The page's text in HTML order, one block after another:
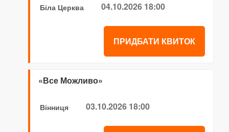
Біла Церква 04.10.2026 18:00
ПРИДБАТИ КВИТОК
«Все Можливо»
Вінниця 03.10.2026 18:00